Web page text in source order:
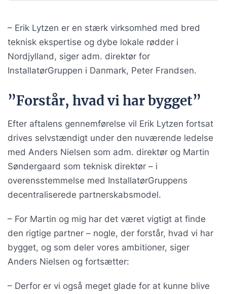
– Erik Lytzen er en stærk virksomhed med bred
teknisk ekspertise og dybe lokale rødder i
Nordjylland, siger adm. direktør for
InstallatørGruppen i Danmark, Peter Frandsen.
”Forstår, hvad vi har bygget”
Efter aftalens gennemførelse vil Erik Lytzen fortsat
drives selvstændigt under den nuværende ledelse
med Anders Nielsen som adm. direktør og Martin
Søndergaard som teknisk direktør – i
overensstemmelse med InstallatørGruppens
decentraliserede partnerskabsmodel.
– For Martin og mig har det været vigtigt at finde
den rigtige partner – nogle, der forstår, hvad vi har
bygget, og som deler vores ambitioner, siger
Anders Nielsen og fortsætter:
– Derfor er vi også meget glade for at kunne blive